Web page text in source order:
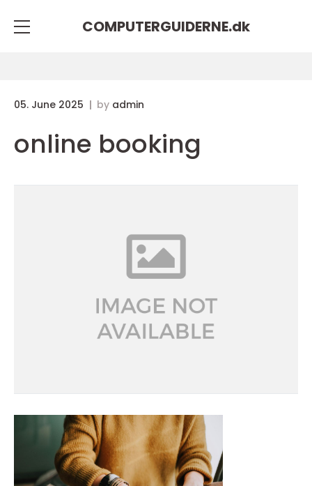
COMPUTERGUIDERNE.dk
05. June 2025 by admin
online booking